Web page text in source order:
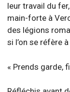
leur travail du
main-forte à
des légions
si l’on se réfère
« Prends garde,